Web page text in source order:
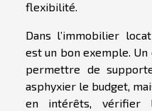
flexibilité.
Dans l’immobilier
est un bon exemple.
permettre de
asphyxier le budget,
en intérêts, vérifier